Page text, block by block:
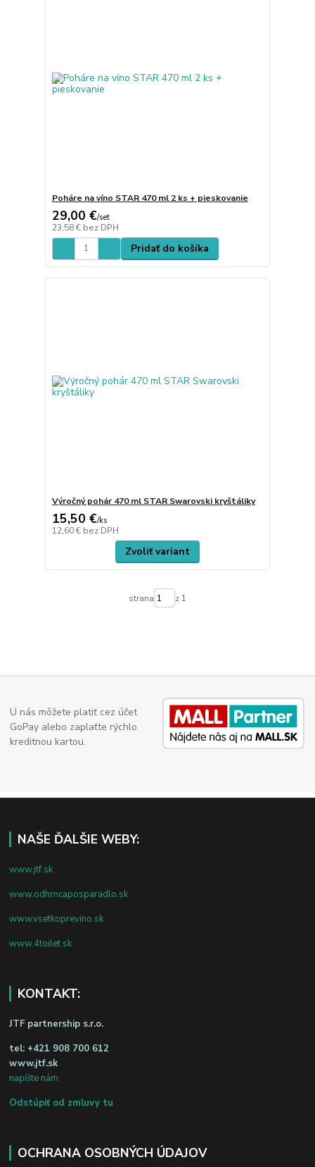
Poháre na víno STAR 470 ml 2 ks + pieskovanie
29,00 €/set
23,58 € bez DPH
Pridať do košíka
Výročný pohár 470 ml STAR Swarovski kryštáliky
15,50 €/ks
12,60 € bez DPH
Zvoliť variant
strana z 1
U nás môžete platiť cez účet
GoPay alebo zaplaťte rýchlo
kreditnou kartou.
NAŠE ĎALŠIE WEBY:
www.jtf.sk
www.odhrncaposparadlo.sk
www.vsetkoprevino.sk
www.4toilet.sk
KONTAKT:
JTF partnership s.r.o.
tel: +421 908 700 612
www.jtf.sk
napíšte nám
Odstúpiť od zmluvy tu
OCHRANA OSOBNÝCH ÚDAJOV